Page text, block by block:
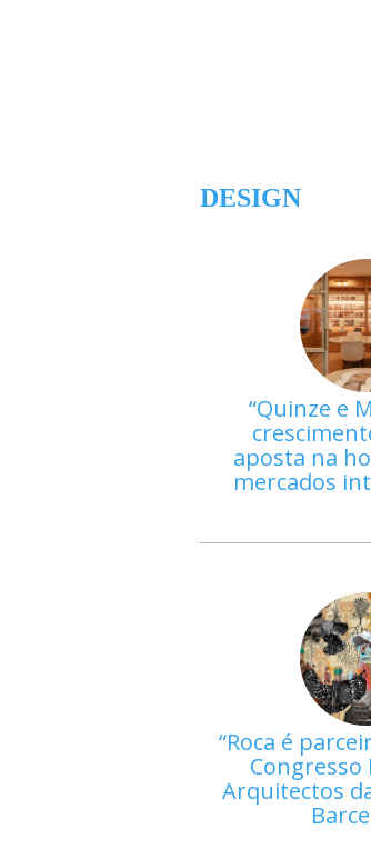
DESIGN
Quinze e
aposta na
mercados
Roca é
Congresso
Arquitectos